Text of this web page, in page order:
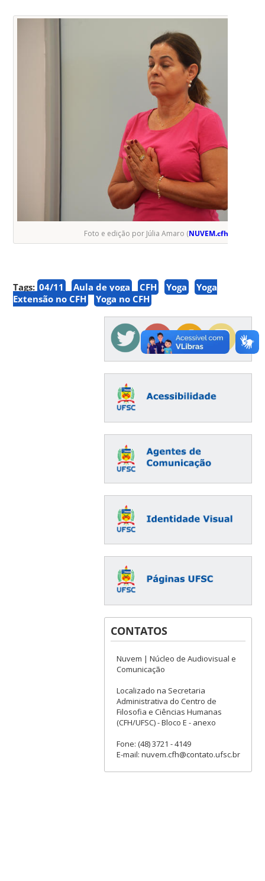
Foto e edição por Júlia Amaro (NUVEM.cfh.ufsc.br
Tags: 04/11 Aula de yoga CFH Yoga
Yoga
Extensão no CFH
Yoga no CFH
CONTATOS
Nuvem | Núcleo de Audiovisual e
Comunicação
Localizado na Secretaria
Administrativa do Centro de
Filosofia e Ciências Humanas
(CFH/UFSC) - Bloco E - anexo
Fone: (48) 3721 - 4149
E-mail: nuvem.cfh@contato.ufsc.br